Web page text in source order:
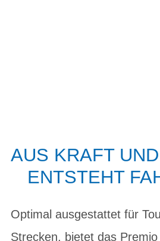
AUS KRAFT
ENTSTEHT
Optimal ausgestattet für
Strecken, bietet das